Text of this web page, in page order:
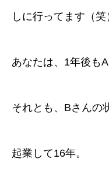
しに行ってます（笑
あなたは、1年後も
それとも、Bさんの
起業して16年。